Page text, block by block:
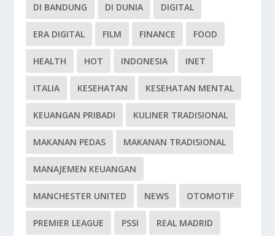
DI BANDUNG DI DUNIA DIGITAL
ERA DIGITAL FILM FINANCE FOOD
HEALTH HOT INDONESIA INET
ITALIA KESEHATAN KESEHATAN MENTAL
KEUANGAN PRIBADI KULINER TRADISIONAL
MAKANAN PEDAS MAKANAN TRADISIONAL
MANAJEMEN KEUANGAN
MANCHESTER UNITED NEWS OTOMOTIF
PREMIER LEAGUE PSSI REAL MADRID